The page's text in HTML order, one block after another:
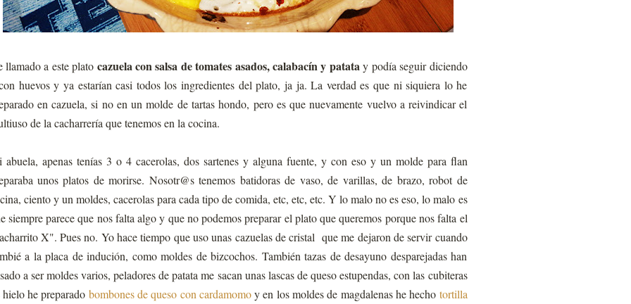
llamado a este plato cazuela con salsa de tomates asados, calabacín y patatay podía seguir diciendo
huevos y ya estarían casi todos los ingredientes del plato, ja ja. La verdad es que ni siquiera lo he
en cazuela, si no en un molde de tartas hondo, pero es que nuevamente vuelvo a reivindicar el
de la cacharrería que tenemos en la cocina.
abuela, apenas tenías 3 o 4 cacerolas, dos sartenes y alguna fuente, y con eso y un molde para flan
unos platos de morirse. Nosotr@s tenemos batidoras de vaso, de varillas, de brazo, robot de
ciento y un moldes, cacerolas para cada tipo de comida, etc, etc, etc. Y lo malo no es eso, lo malo es
siempre parece que nos falta algo y que no podemos preparar el plato que queremos porque nos falta el
X". Pues no. Yo hace tiempo que uso unas cazuelas de cristal que me dejaron de servir cuando
a la placa de indución, como moldes de bizcochos. También tazas de desayuno desparejadas han
a ser moldes varios, peladores de patata me sacan unas lascas de queso estupendas, con las cubiteras
hielo he preparado bombones de queso con cardamomoy en los moldes de magdalenas he hecho tortilla